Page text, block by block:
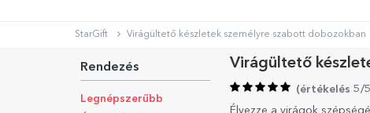
StarGift Virágültető készletek személyre szabott dobozokban
Rendezés
Legnépszerűbb
Virágültető
(értékelés 5/
Élvezze a virágok